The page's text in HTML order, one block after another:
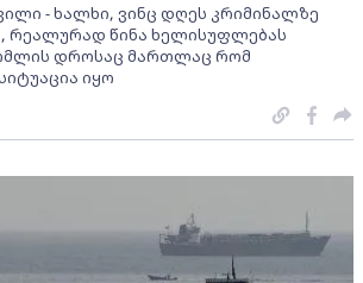
- ხალხი, ვინც დღეს კრიმინალზე
რეალურად წინა ხელისუფლებას
დროსაც მართლაც რომ
იყო